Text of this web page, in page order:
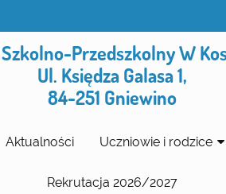
Szkolno-Przedszkolny W
Ul. Księdza Galasa 1,
84-251 Gniewino
Aktualności Uczniowie i rodzice
Rekrutacja 2026/2027